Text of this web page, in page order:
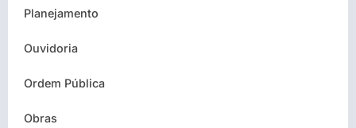
Planejamento
Ouvidoria
Ordem Pública
Obras